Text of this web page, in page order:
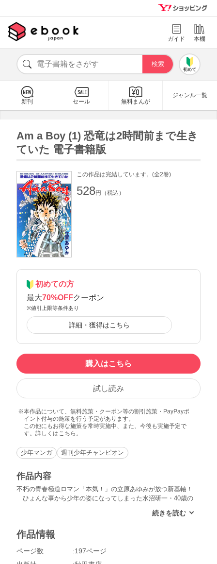
ガイド 本棚
初めて
新刊 セール 無料まんが
ジャンル一覧
Am a Boy (1) 恐竜は2時間前まで生き
ていた 電子書籍版
この作品は完結しています。(全2巻)
528円（税込）
初めての方
最大70%OFFクーポン
※値引上限等条件あり
詳細・獲得はこちら
購入はこちら
試し読み
本作品について、無料施策・クーポン等の割引施策・PayPayポ
イント付与の施策を行う予定があります。
この他にもお得な施策を常時実施中、また、今後も実施予定で
す。詳しくはこちら 。
少年マンガ 週刊少年チャンピオン
作品内容
不朽の青春極道ロマン「本気！」の立原あゆみが放つ新基軸！
ひょんな事から少年の姿になってしまった水沼研一・40歳の
作品情報
ページ数
197ページ